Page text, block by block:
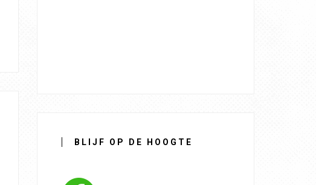
BLIJF OP DE HOOGTE